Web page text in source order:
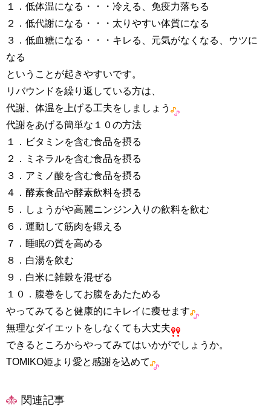
１．低体温になる・・・冷える、免疫力落ちる
２．低代謝になる・・・太りやすい体質になる
３．低血糖になる・・・キレる、元気がなくなる、ウツに
なる
ということが起きやすいです。
リバウンドを繰り返している方は、
代謝、体温を上げる工夫をしましょう
代謝をあげる簡単な１０の方法
１．ビタミンを含む食品を摂る
２．ミネラルを含む食品を摂る
３．アミノ酸を含む食品を摂る
４．酵素食品や酵素飲料を摂る
５．しょうがや高麗ニンジン入りの飲料を飲む
６．運動して筋肉を鍛える
７．睡眠の質を高める
８．白湯を飲む
９．白米に雑穀を混ぜる
１０．腹巻をしてお腹をあたためる
やってみてると健康的にキレイに痩せます
無理なダイエットをしなくても大丈夫
できるところからやってみてはいかがでしょうか。
TOMIKO姫より愛と感謝を込めて
関連記事